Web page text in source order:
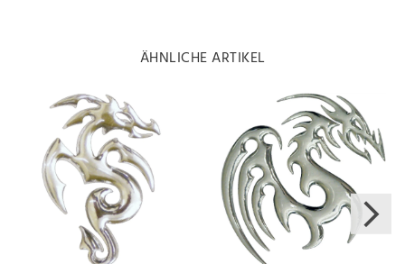
ÄHNLICHE ARTIKEL